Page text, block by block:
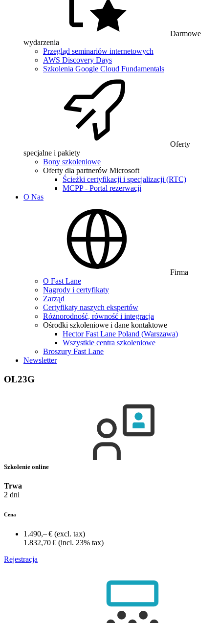
Darmowe
wydarzenia
Przegląd seminariów internetowych
AWS Discovery Days
Szkolenia Google Cloud Fundamentals
Oferty
specjalne i pakiety
Bony szkoleniowe
Oferty dla partnerów Microsoft
Ścieżki certyfikacji i specjalizacji (RTC)
MCPP - Portal rezerwacji
O Nas
Firma
O Fast Lane
Nagrody i certyfikaty
Zarząd
Certyfikaty naszych ekspertów
Różnorodność, równość i integracja
Ośrodki szkoleniowe i dane kontaktowe
Hector Fast Lane Poland (Warszawa)
Wszystkie centra szkoleniowe
Broszury Fast Lane
Newsletter
OL23G
Szkolenie online
Trwa
2 dni
Cena
1.490,– € (excl. tax)
1.832,70 € (incl. 23% tax)
Rejestracja